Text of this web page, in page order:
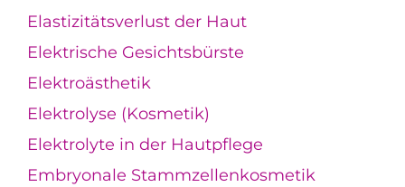
Elastizitätsverlust der Haut
Elektrische Gesichtsbürste
Elektroästhetik
Elektrolyse (Kosmetik)
Elektrolyte in der Hautpflege
Embryonale Stammzellenkosmetik